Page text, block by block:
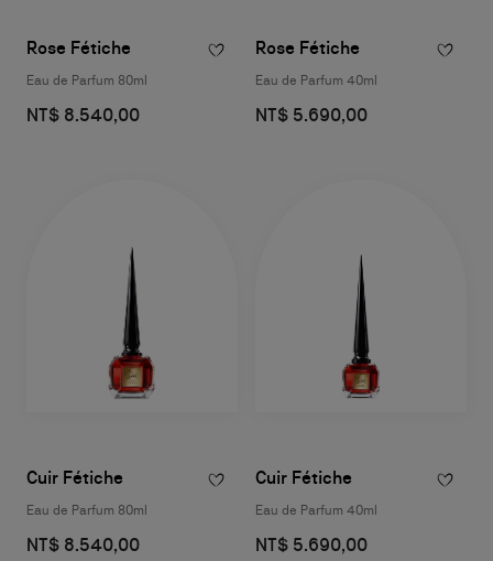
Rose Fétiche
Eau de Parfum 80ml
NT$ 8.540,00
Rose Fétiche
Eau de Parfum 40ml
NT$ 5.690,00
Cuir Fétiche
Eau de Parfum 80ml
NT$ 8.540,00
Cuir Fétiche
Eau de Parfum 40ml
NT$ 5.690,00